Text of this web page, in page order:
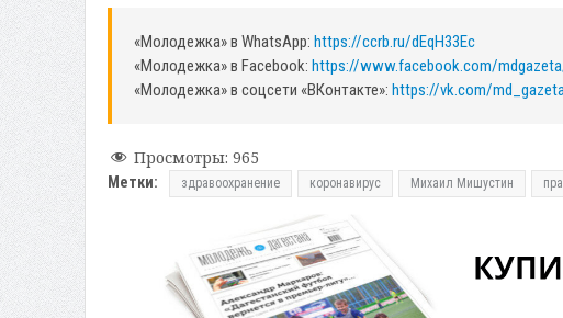
«Молодежка» в WhatsApp: https://ccrb.ru/dEqH33Ec
«Молодежка» в Facebook: https://www.facebook.com/
«Молодежка» в соцсети «ВКонтакте»: https://vk.com/md_gazeta
Просмотры: 965
Метки: здравоохранение коронавирус Михаил Мишустин